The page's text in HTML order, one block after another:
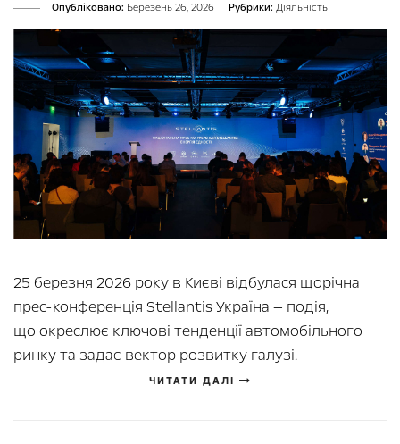
Опубліковано: Березень 26, 2026 Рубрики: Діяльність
25 березня 2026 року в Києві відбулася щорічна
прес-конференція Stellantis Україна — подія,
що окреслює ключові тенденції автомобільного
ринку та задає вектор розвитку галузі.
ЧИТАТИ ДАЛІ